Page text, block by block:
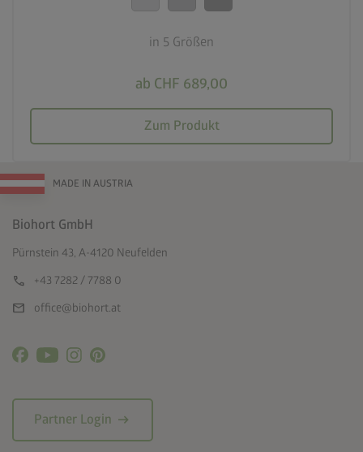
in 5 Größen
ab CHF 689,00
Zum Produkt
MADE IN AUSTRIA
Biohort GmbH
Pürnstein 43, A-4120 Neufelden
call +43 7282 / 7788 0
mail office@biohort.at
Partner Login arrow_right_alt